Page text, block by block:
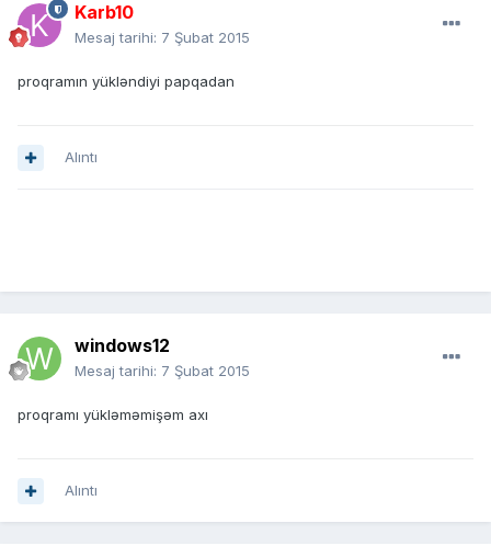
Karb10
Mesaj tarihi: 7 Şubat 2015
proqramın yükləndiyi papqadan
Alıntı
windows12
Mesaj tarihi: 7 Şubat 2015
proqramı yükləməmişəm axı
Alıntı